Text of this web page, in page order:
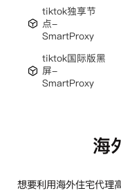
tiktok独享节
点-
SmartProxy
tiktok国际版黑
屏-
SmartProxy
海